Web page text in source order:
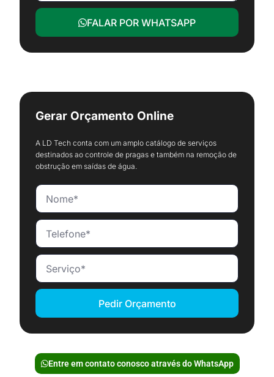
FALAR POR WHATSAPP
Gerar Orçamento Online
A LD Tech conta com um amplo catálogo de serviços
destinados ao controle de pragas e também na remoção de
obstrução em saídas de água.
Pedir Orçamento
Entre em contato conosco através do WhatsApp